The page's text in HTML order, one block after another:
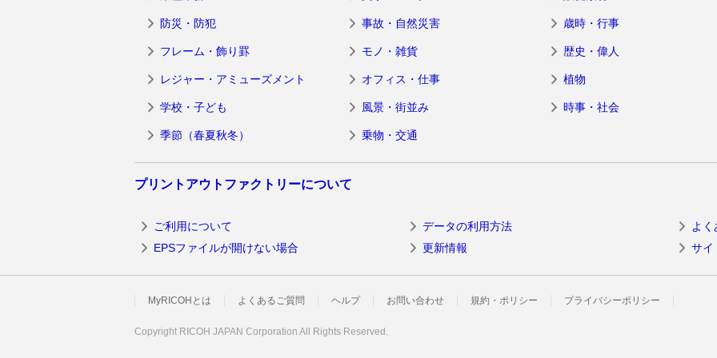
防災・防犯 事故・自然災害 歳時・行事
フレーム・飾り罫 モノ・雑貨 歴史・偉人
レジャー・アミューズメント オフィス・仕事 植物
学校・子ども 風景・街並み 時事・社会
季節（春夏秋冬） 乗物・交通
プリントアウトファクトリーについて
ご利用について データの利用方法
よ
EPSファイルが開けない場合
更新情報 サイ
MyRICOHとは よくあるご質問 ヘルプ お問い合わせ 規約・ポリシー プライバシーポリシー
Copyright RICOH JAPAN Corporation All Rights Reserved.